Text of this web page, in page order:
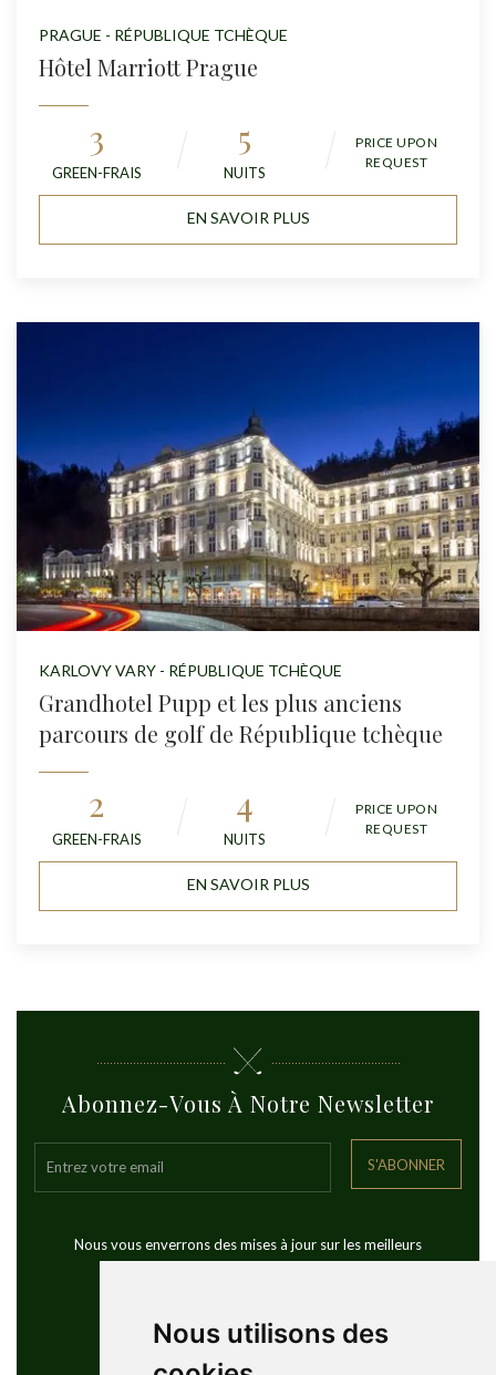
Nous utilisons des
PRAGUE - RÉPUBLIQUE TCHÈQUE
Hôtel Marriott Prague
3
GREEN-FRAIS
5
NUITS
PRICE UPON
REQUEST
EN SAVOIR PLUS
KARLOVY VARY - RÉPUBLIQUE TCHÈQUE
Grandhotel Pupp et les plus anciens
parcours de golf de République tchèque
2
GREEN-FRAIS
4
NUITS
PRICE UPON
REQUEST
EN SAVOIR PLUS
Abonnez-Vous À Notre Newsletter
S'ABONNER
Nous vous enverrons des mises à jour sur les meilleurs